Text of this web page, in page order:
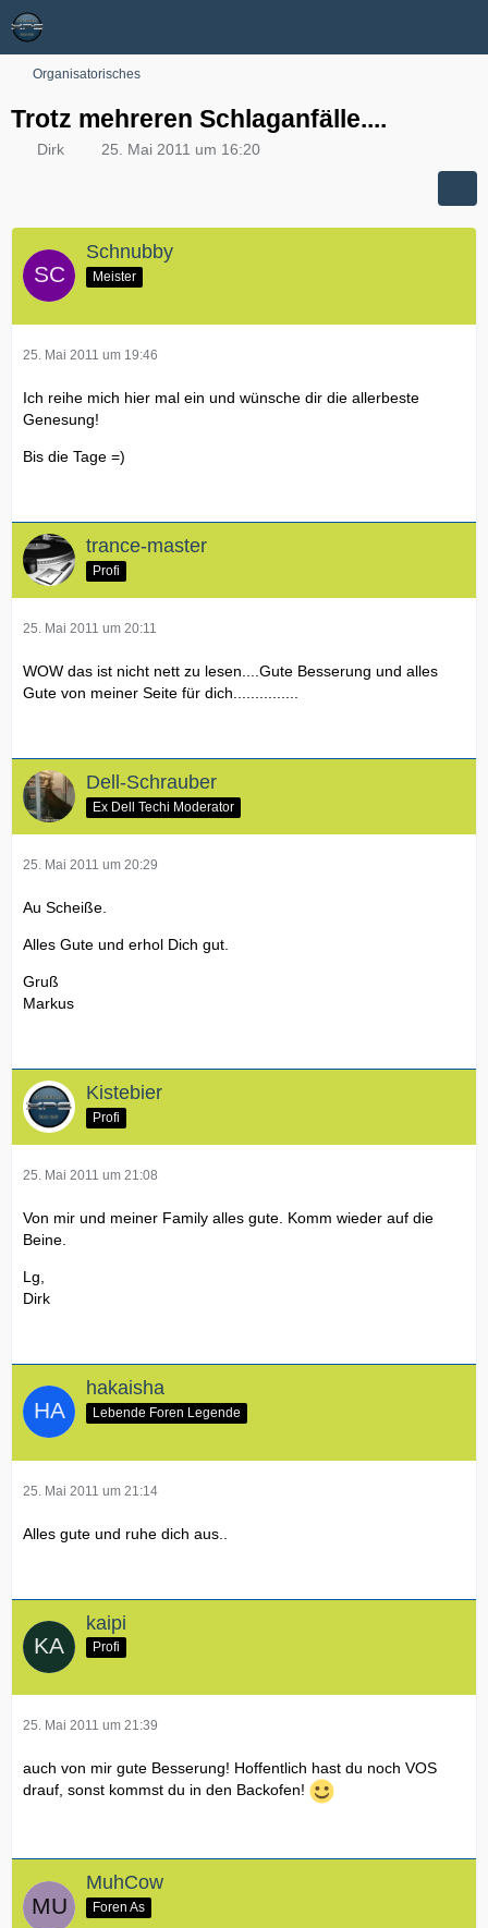
Organisatorisches
Trotz mehreren Schlaganfälle....
Dirk 25. Mai 2011 um 16:20
Schnubby
Meister
25. Mai 2011 um 19:46
Ich reihe mich hier mal ein und wünsche dir die allerbeste
Genesung!
Bis die Tage =)
trance-master
Profi
25. Mai 2011 um 20:11
WOW das ist nicht nett zu lesen....Gute Besserung und alles
Gute von meiner Seite für dich...............
Dell-Schrauber
Ex Dell Techi Moderator
25. Mai 2011 um 20:29
Au Scheiße.
Alles Gute und erhol Dich gut.
Gruß
Markus
Kistebier
Profi
25. Mai 2011 um 21:08
Von mir und meiner Family alles gute. Komm wieder auf die
Beine.
Lg,
Dirk
hakaisha
Lebende Foren Legende
25. Mai 2011 um 21:14
Alles gute und ruhe dich aus..
kaipi
Profi
25. Mai 2011 um 21:39
auch von mir gute Besserung! Hoffentlich hast du noch VOS
drauf, sonst kommst du in den Backofen!
MuhCow
Foren As